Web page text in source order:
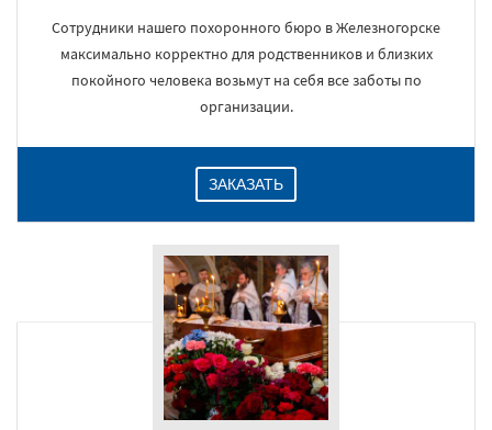
Сотрудники нашего похоронного бюро в Железногорске
максимально корректно для родственников и близких
покойного человека возьмут на себя все заботы по
организации.
ЗАКАЗАТЬ